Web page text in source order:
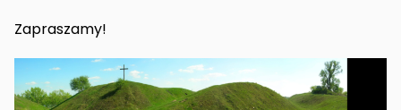
Zapraszamy!